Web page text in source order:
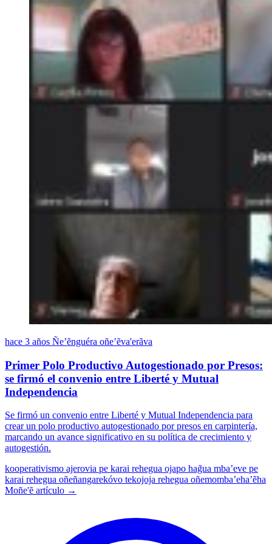
hace 3 años Ñe’ẽnguéra oñe’ẽva'erãva
Primer Polo Productivo Autogestionado por Presos:
se firmó el convenio entre Liberté y Mutual
Independencia
Se firmó un convenio entre Liberté y Mutual Independencia para
crear un polo productivo autogestionado por presos en carpintería,
marcando un avance significativo en su política de crecimiento y
autogestión.
kooperativismo ajerovia pe karai rehegua ojapo hag̃ua mba’eve pe
karai rehegua oñeñangarekóvo tekojoja rehegua oñemomba’eha’ẽha
Moñe'ẽ artículo →